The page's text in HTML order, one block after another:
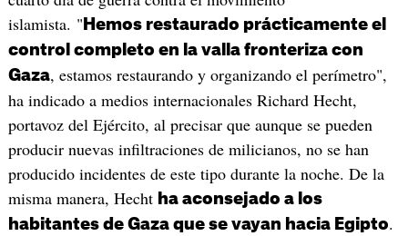
islamista. " Hemos restaurado prácticamente el
control completo en la valla fronteriza con
Gaza, estamos restaurando y organizando el perímetro",
ha indicado a medios internacionales Richard Hecht,
portavoz del Ejército, al precisar que aunque se pueden
producir nuevas infiltraciones de milicianos, no se han
producido incidentes de este tipo durante la noche. De la
misma manera, Hecht ha aconsejado a los
habitantes de Gaza que se vayan hacia Egipto.